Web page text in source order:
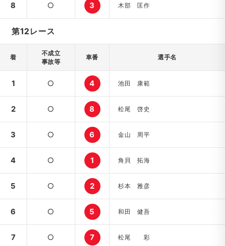
8 ○ 3 木部 匡作
第12レース
着
不成立
事故等
車番 選手名
1 ○ 4 池田 康範
2 ○ 8 松尾 啓史
3 ○ 6 金山 周平
4 ○ 1 角貝 拓海
5 ○ 2 杉本 雅彦
6 ○ 5 和田 健吾
7 ○ 7 松尾 彩